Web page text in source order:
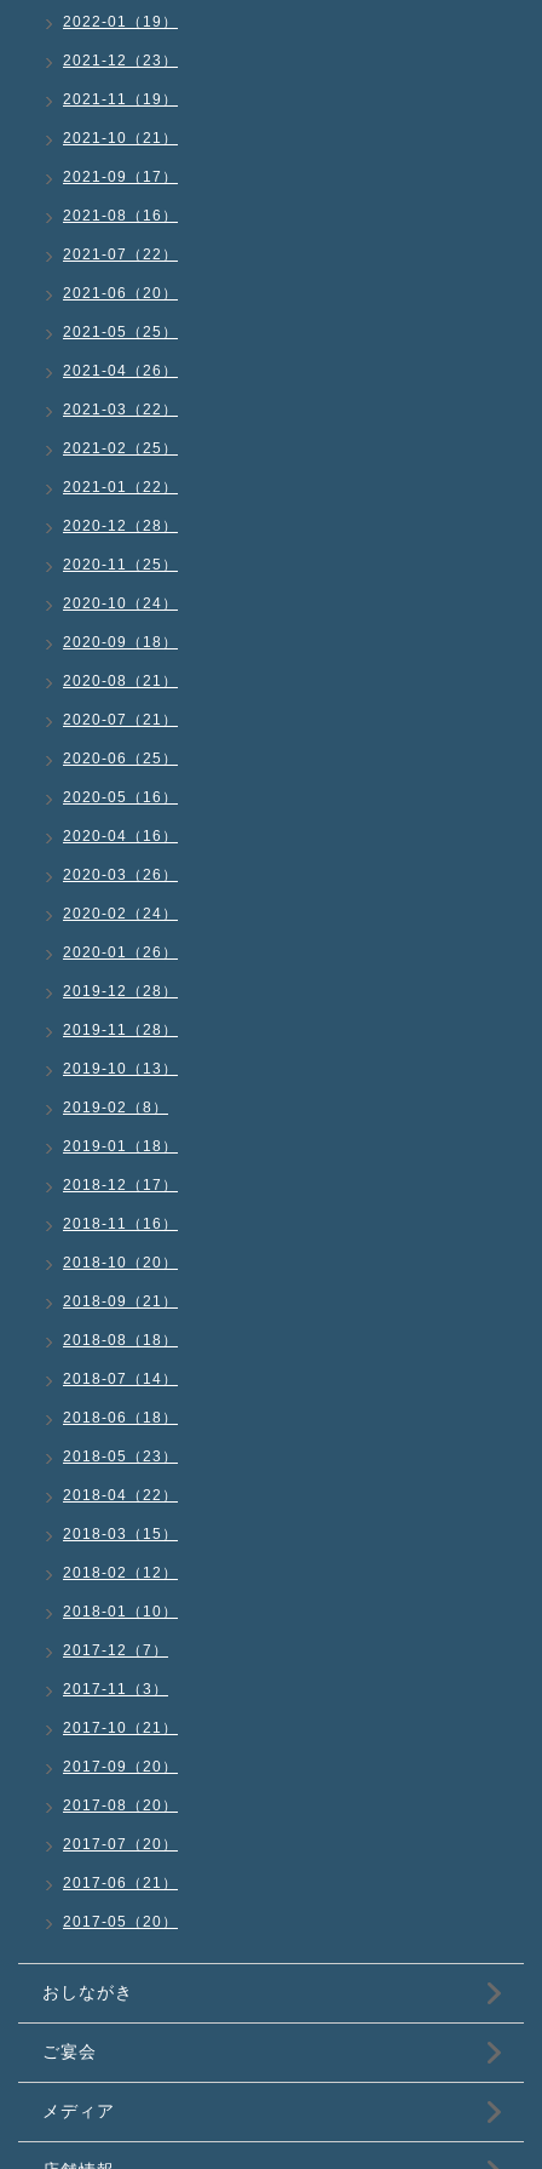
2022-01（19）
2021-12（23）
2021-11（19）
2021-10（21）
2021-09（17）
2021-08（16）
2021-07（22）
2021-06（20）
2021-05（25）
2021-04（26）
2021-03（22）
2021-02（25）
2021-01（22）
2020-12（28）
2020-11（25）
2020-10（24）
2020-09（18）
2020-08（21）
2020-07（21）
2020-06（25）
2020-05（16）
2020-04（16）
2020-03（26）
2020-02（24）
2020-01（26）
2019-12（28）
2019-11（28）
2019-10（13）
2019-02（8）
2019-01（18）
2018-12（17）
2018-11（16）
2018-10（20）
2018-09（21）
2018-08（18）
2018-07（14）
2018-06（18）
2018-05（23）
2018-04（22）
2018-03（15）
2018-02（12）
2018-01（10）
2017-12（7）
2017-11（3）
2017-10（21）
2017-09（20）
2017-08（20）
2017-07（20）
2017-06（21）
2017-05（20）
おしながき
ご宴会
メディア